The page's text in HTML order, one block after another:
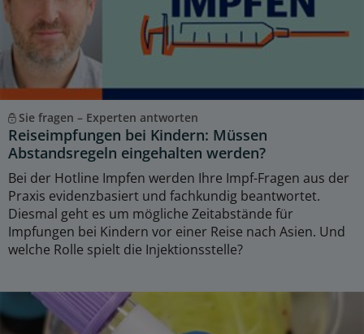
Sie fragen – Experten antworten
Reiseimpfungen bei Kindern: Müssen
Abstandsregeln eingehalten werden?
Bei der Hotline Impfen werden Ihre Impf-Fragen aus der
Praxis evidenzbasiert und fachkundig beantwortet.
Diesmal geht es um mögliche Zeitabstände für
Impfungen bei Kindern vor einer Reise nach Asien. Und
welche Rolle spielt die Injektionsstelle?